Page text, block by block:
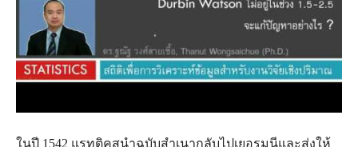
ใน​ปี 1542 แรทติคุส​นำ​ฉบับ​สำเนา​กลับ​ไป​เยอรมนี​และ​ส่ง​ให้​